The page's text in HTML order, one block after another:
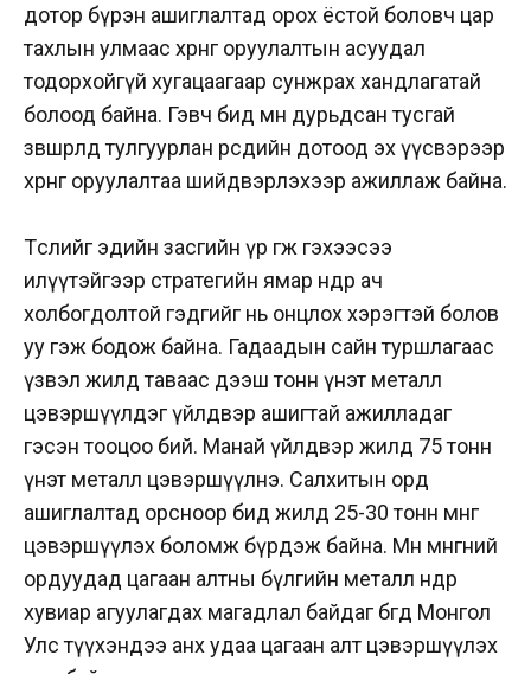
дотор бүрэн ашиглалтад орох ёстой боловч цар
тахлын улмаас хөрөнгө оруулалтын асуудал
тодорхойгүй хугацаагаар сунжрах хандлагатай
болоод байна. Гэвч бид өмнө дурьдсан тусгай
зөвшөөрөлд тулгуурлан өөрсдийн дотоод эх үүсвэрээр
хөрөнгө оруулалтаа шийдвэрлэхээр ажиллаж байна.
Төслийг эдийн засгийн үр өгөөж гэхээсээ
илүүтэйгээр стратегийн ямар өндөр ач
холбогдолтой гэдгийг нь онцлох хэрэгтэй болов
уу гэж бодож байна. Гадаадын сайн туршлагаас
үзвэл жилд таваас дээш тонн үнэт металл
цэвэршүүлдэг үйлдвэр ашигтай ажилладаг
гэсэн тооцоо бий. Манай үйлдвэр жилд 75 тонн
үнэт металл цэвэршүүлнэ. Салхитын орд
ашиглалтад орсноор бид жилд 25-30 тонн мөнгө
цэвэршүүлэх боломж бүрдэж байна. Мөн мөнгөний
ордуудад цагаан алтны бүлгийн металл өндөр
хувиар агуулагдах магадлал байдаг бөгөөд Монгол
Улс түүхэндээ анх удаа цагаан алт цэвэршүүлэх